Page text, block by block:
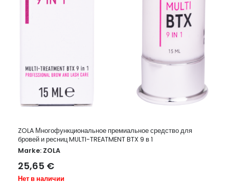
ZOLA Многофункциональное премиальное средство для
бровей и ресниц MULTI-TREATMENT BTX 9 в 1
Marke: ZOLA
25,65 €
Нет в наличии